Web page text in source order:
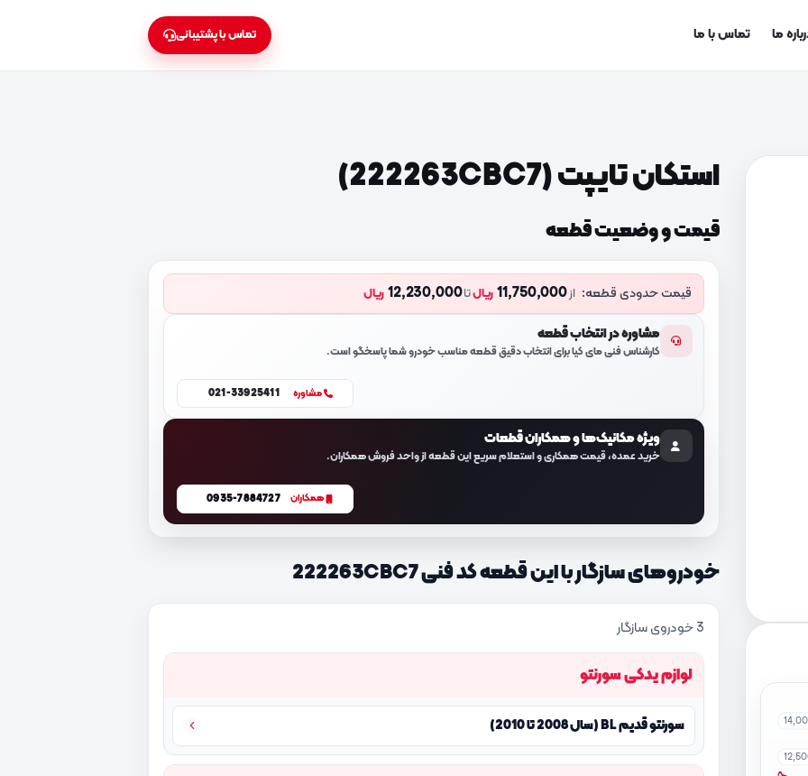
ما تماس با ما تماس با پشتیبانی
استکان تایپت (222263CBC7)
قیمت و وضعیت قطعه
قیمت حدودی قطعه: از11,750,000 ریالتا12,230,000ریال
مشاوره در انتخاب قطعه
کارشناس فنی مای کیا برای انتخاب دقیق قطعه مناسب خودرو شما پاسخگو است.
مشاوره 021-33925411
ویژه مکانیک‌ها و همکاران قطعات
خرید عمده، قیمت همکاری و استعلام سریع این قطعه از واحد فروش همکاران.
همکاران 0935-7884727
خودروهای سازگار با این قطعه کد فنی 222263CBC7
3 خودروی سازگار
لوازم یدکی سورنتو
سورنتو قدیم BL (سال 2008 تا 2010)